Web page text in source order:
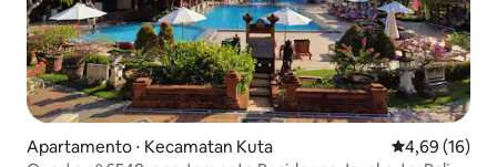
Apartamento ⋅ Kecamatan Kuta 4,69 de uma
4,69 (16)